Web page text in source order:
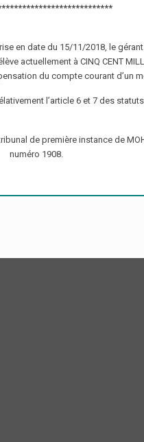
en date du 15/11/2018, le
actuellement à CINQ CENT
du compte courant d’un
l’article 6 et 7 des
de première instance de
numéro 1908.